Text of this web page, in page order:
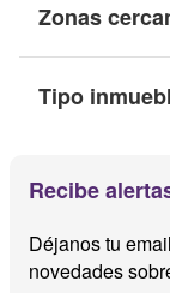
Zonas
Tipo
Recibe
Déjanos tu
novedades